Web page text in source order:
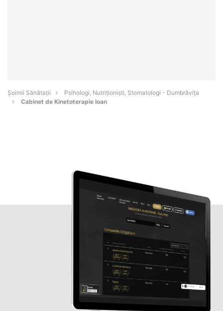
Şoimii Sănătații
Psihologi, Nutriționiști, Stomatologi - Dumbrăviţa
Cabinet de Kinetoterapie Ioan